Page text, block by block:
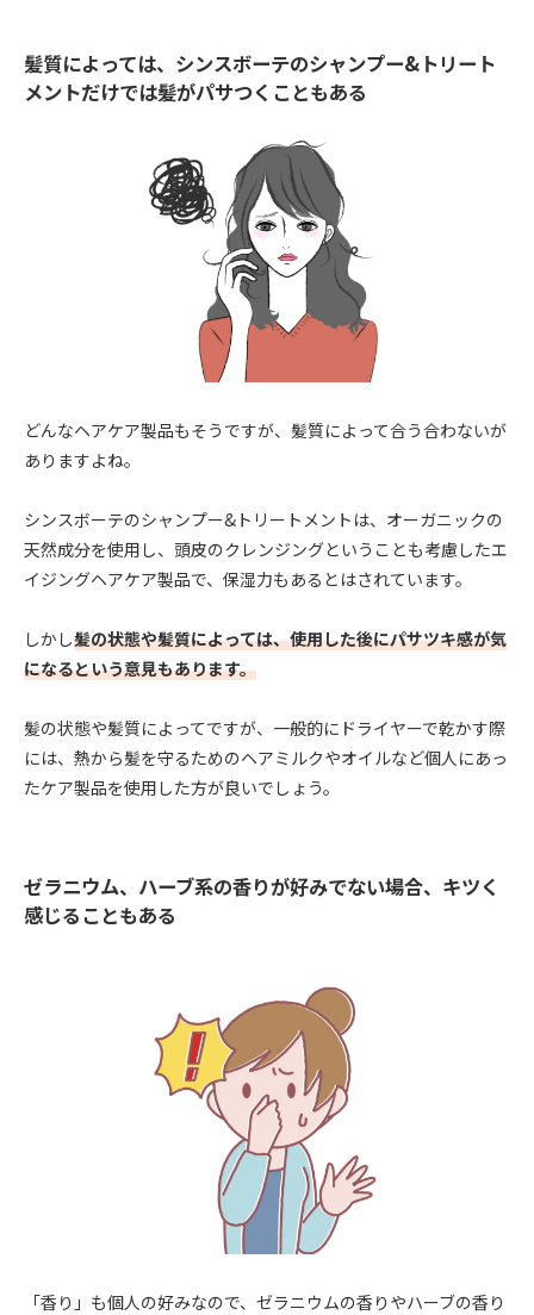
髪質によっては、シンスボーテのシャンプー&トリート
メントだけでは髪がパサつくこともある
どんなヘアケア製品もそうですが、髪質によって合う合わないが
ありますよね。
シンスボーテのシャンプー&トリートメントは、オーガニックの
天然成分を使用し、頭皮のクレンジングということも考慮したエ
イジングヘアケア製品で、保湿力もあるとはされています。
しかし髪の状態や髪質によっては、使用した後にパサツキ感が気
になるという意見もあります。
髪の状態や髪質によってですが、一般的にドライヤーで乾かす際
には、熱から髪を守るためのヘアミルクやオイルなど個人にあっ
たケア製品を使用した方が良いでしょう。
ゼラニウム、ハーブ系の香りが好みでない場合、キツく
感じることもある
「香り」も個人の好みなので、ゼラニウムの香りやハーブの香り